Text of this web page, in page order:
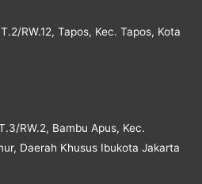
RW.12, Tapos, Kec. Tapos, Kota
RW.2, Bambu Apus, Kec.
Daerah Khusus Ibukota Jakarta